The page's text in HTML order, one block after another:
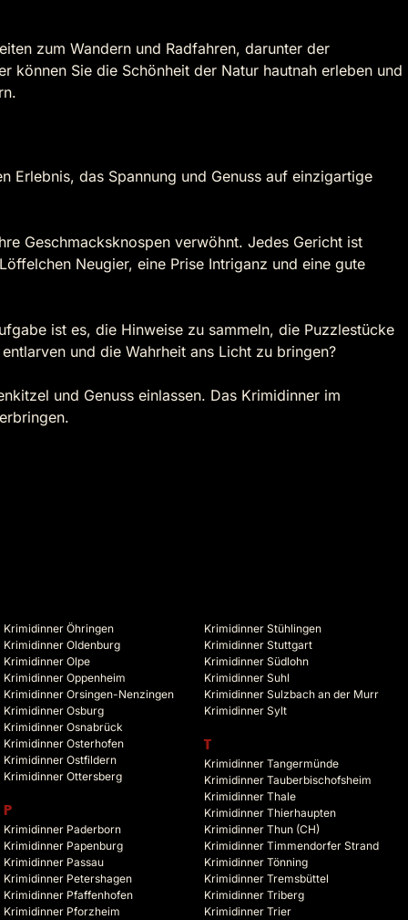
zum Wandern und Radfahren, darunter der
können Sie die Schönheit der Natur hautnah erleben und
Erlebnis, das Spannung und Genuss auf einzigartige
Geschmacksknospen verwöhnt. Jedes Gericht ist
Neugier, eine Prise Intriganz und eine gute
ist es, die Hinweise zu sammeln, die Puzzlestücke
und die Wahrheit ans Licht zu bringen?
und Genuss einlassen. Das Krimidinner im
Krimidinner Öhringen
Krimidinner Oldenburg
Krimidinner Olpe
Krimidinner Oppenheim
Krimidinner Orsingen-Nenzingen
Krimidinner Osburg
Krimidinner Osnabrück
Krimidinner Osterhofen
Krimidinner Ostfildern
Krimidinner Ottersberg
P
Krimidinner Paderborn
Krimidinner Papenburg
Krimidinner Passau
Krimidinner Petershagen
Krimidinner Pfaffenhofen
Krimidinner Pforzheim
Krimidinner Stühlingen
Krimidinner Stuttgart
Krimidinner Südlohn
Krimidinner Suhl
Krimidinner Sulzbach an der Murr
Krimidinner Sylt
T
Krimidinner Tangermünde
Krimidinner Tauberbischofsheim
Krimidinner Thale
Krimidinner Thierhaupten
Krimidinner Thun (CH)
Krimidinner Timmendorfer Strand
Krimidinner Tönning
Krimidinner Tremsbüttel
Krimidinner Triberg
Krimidinner Trier